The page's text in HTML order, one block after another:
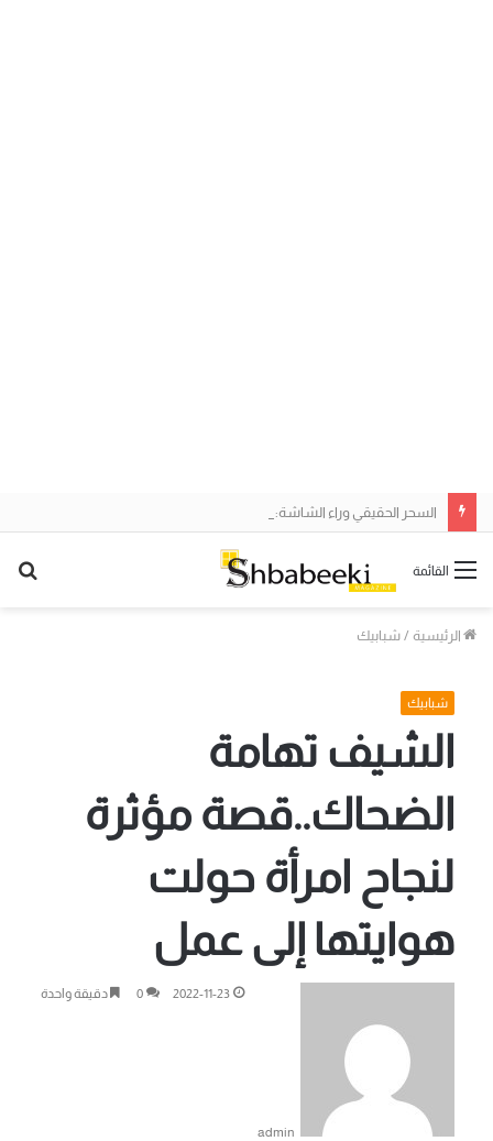
القائمة
الرئيسية / شبابيك
شبابيك
الشيف تهامة
الضحاك..قصة مؤثرة
لنجاح امرأة حولت
هوايتها إلى عمل
admin
2022-11-23
0 دقيقة واحدة